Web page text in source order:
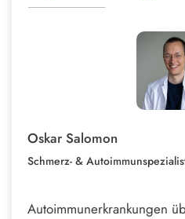
Oskar Salomon
Schmerz- &
Autoimmunerkrankungen